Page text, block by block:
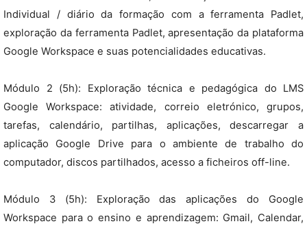
Individual / diário da formação com a ferramenta Padlet,
exploração da ferramenta Padlet, apresentação da plataforma
Google Workspace e suas potencialidades educativas.
Módulo 2 (5h): Exploração técnica e pedagógica do LMS
Google Workspace: atividade, correio eletrónico, grupos,
tarefas, calendário, partilhas, aplicações, descarregar a
aplicação Google Drive para o ambiente de trabalho do
computador, discos partilhados, acesso a ficheiros off-line.
Módulo 3 (5h): Exploração das aplicações do Google
Workspace para o ensino e aprendizagem: Gmail, Calendar,